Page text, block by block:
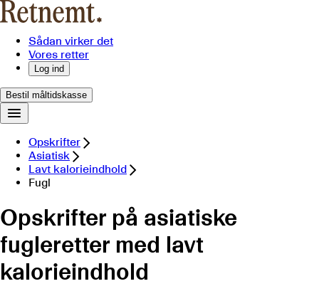
Sådan virker det
Vores retter
Log ind
Bestil måltidskasse
Opskrifter
Asiatisk
Lavt kalorieindhold
Fugl
Opskrifter på asiatiske
fugleretter med lavt
kalorieindhold